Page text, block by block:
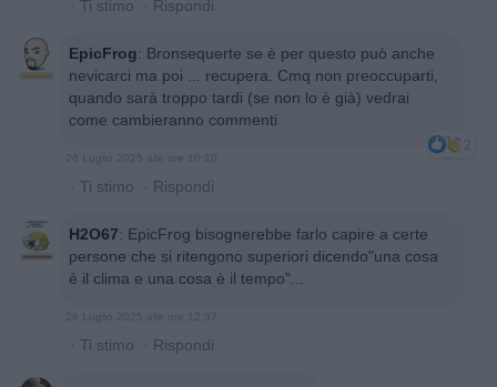
· Ti stimo · Rispondi
EpicFrog: Bronsequerte se è per questo può anche
nevicarci ma poi ... recupera. Cmq non preoccuparti,
quando sarà troppo tardi (se non lo è già) vedrai
come cambieranno commenti
2
· Ti stimo · Rispondi
H2O67: EpicFrog bisognerebbe farlo capire a certe
persone che si ritengono superiori dicendo"una cosa
è il clima e una cosa è il tempo"...
26 Luglio 2025 alle ore 12:37
· Ti stimo · Rispondi